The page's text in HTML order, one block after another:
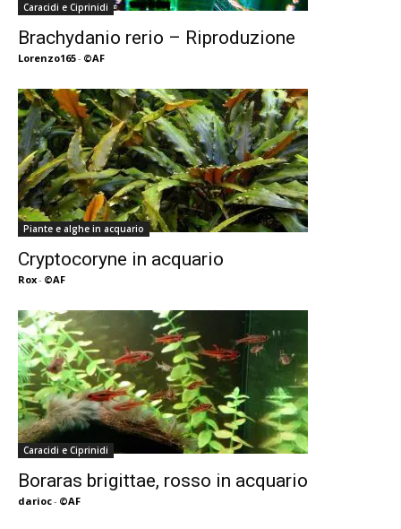
Caracidi e Ciprinidi
Brachydanio rerio – Riproduzione
Lorenzo165- ©AF
Piante e alghe in acquario
Cryptocoryne in acquario
Rox- ©AF
Caracidi e Ciprinidi
Boraras brigittae, rosso in acquario
darioc- ©AF